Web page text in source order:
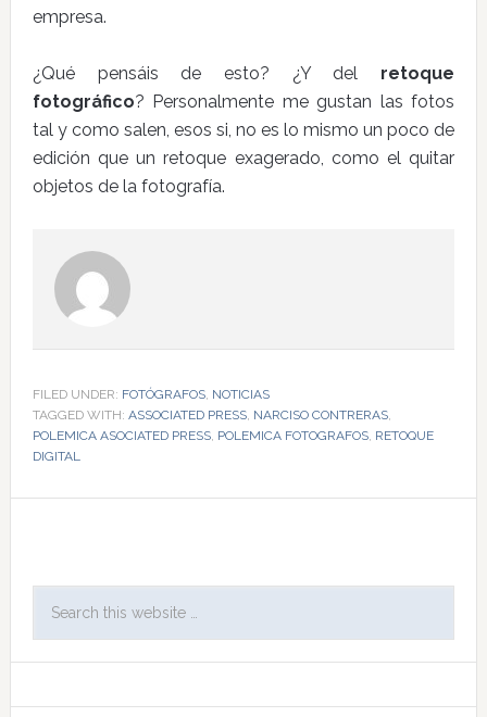
empresa.
¿Qué pensáis de esto? ¿Y del retoque
fotográfico? Personalmente me gustan las fotos
tal y como salen, esos si, no es lo mismo un poco de
edición que un retoque exagerado, como el quitar
objetos de la fotografía.
FILED UNDER: FOTÓGRAFOS, NOTICIAS
TAGGED WITH: ASSOCIATED PRESS, NARCISO CONTRERAS,
POLEMICA ASOCIATED PRESS, POLEMICA FOTOGRAFOS, RETOQUE
DIGITAL